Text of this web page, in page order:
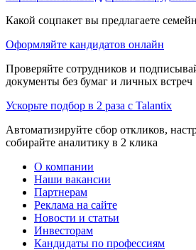
Какой соцпакет вы предлагаете
Оформляйте кандидатов онлайн
Проверяйте сотрудников и
документы без бумаг и личных встреч
Ускорьте подбор в 2 раза с Talantix
Автоматизируйте сбор откликов,
собирайте аналитику в 2 клика
О компании
Наши вакансии
Партнерам
Реклама на сайте
Новости и статьи
Инвесторам
Кандидаты по профессиям